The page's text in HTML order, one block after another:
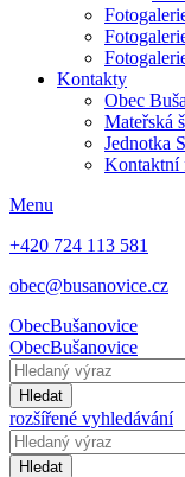
Kontakty
Obec
Mateřská
Jednotka
Kontaktní
Menu
+420 724 113 581
obec@busanovice.cz
ObecBušanovice
ObecBušanovice
Hledat
rozšířené vyhledávání
Hledat